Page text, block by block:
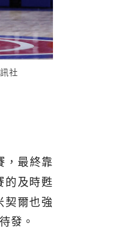
社
，最終靠
的及時甦
契爾也強
發。